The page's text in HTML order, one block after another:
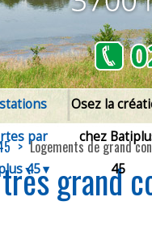
par
45
Osez la
chez
45
Logements de grand
grand